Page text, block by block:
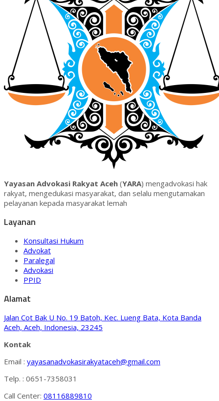
Yayasan Advokasi Rakyat Aceh (YARA) mengadvokasi hak
rakyat, mengedukasi masyarakat, dan selalu mengutamakan
pelayanan kepada masyarakat lemah
Layanan
Konsultasi Hukum
Advokat
Paralegal
Advokasi
PPID
Alamat
Jalan Cot Bak U No. 19 Batoh, Kec. Lueng Bata, Kota Banda
Aceh, Aceh, Indonesia, 23245
Kontak
Email : yayasanadvokasirakyataceh@gmail.com
Telp. : 0651-7358031
Call Center: 08116889810